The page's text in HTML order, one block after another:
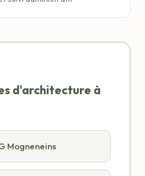
d'architecture à
Mogneneins